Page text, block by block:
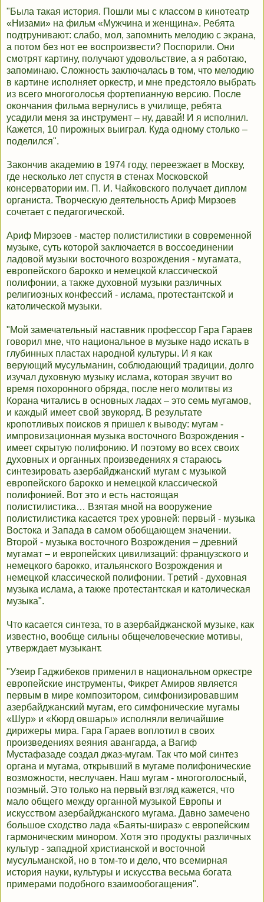
"Была такая история. Пошли мы с классом в кинотеатр
«Низами» на фильм «Мужчина и женщина». Ребята
подтрунивают: слабо, мол, запомнить мелодию с экрана,
а потом без нот ее воспроизвести? Поспорили. Они
смотрят картину, получают удовольствие, а я работаю,
запоминаю. Сложность заключалась в том, что мелодию
в картине исполняет оркестр, и мне предстояло выбрать
из всего многоголосья фортепианную версию. После
окончания фильма вернулись в училище, ребята
усадили меня за инструмент – ну, давай! И я исполнил.
Кажется, 10 пирожных выиграл. Куда одному столько –
поделился".
Закончив академию в 1974 году, переезжает в Москву,
где несколько лет спустя в стенах Московской
консерватории им. П. И. Чайковского получает диплом
органиста. Творческую деятельность Ариф Мирзоев
сочетает с педагогической.
Ариф Мирзоев - мастер полистилистики в современной
музыке, суть которой заключается в воссоединении
ладовой музыки восточного возрождения - мугамата,
европейского барокко и немецкой классической
полифонии, а также духовной музыки различных
религиозных конфессий - ислама, протестантской и
католической музыки.
"Мой замечательный наставник профессор Гаpа Гаpаев
говорил мне, что национальное в музыке надо искать в
глубинных пластах народной культуры. И я как
верующий мусульманин, соблюдающий традиции, долго
изучал духовную музыку ислама, которая звучит во
время похоронного обряда, после него молитвы из
Корана читались в основных ладах – это семь мугамов,
и каждый имеет свой звукоряд. В результате
кропотливых поисков я пришел к выводу: мугам -
импровизационная музыка восточного Возрождения -
имеет скрытую полифонию. И поэтому во всех своих
духовных и органных произведениях я стараюсь
синтезировать азербайджанский мугам с музыкой
европейского барокко и немецкой классической
полифонией. Вот это и есть настоящая
полистилистика… Взятая мной на вооружение
полистилистика касается трех уровней: первый - музыка
Востока и Запада в самом обобщающем значении.
Второй - музыка восточного Возрождения – древний
мугамат – и европейских цивилизаций: французского и
немецкого барокко, итальянского Возрождения и
немецкой классической полифонии. Тpетий - духовная
музыка ислама, а также протестантская и католическая
музыка".
Что касается синтеза, то в азербайджанской музыке, как
известно, вообще сильны общечеловеческие мотивы,
утверждает музыкант.
"Узеир Гаджибеков применил в национальном оркестре
европейские инструменты, Фикрет Амиров является
первым в мире композитором, симфонизировавшим
азербайджанский мугам, его симфонические мугамы
«Шур» и «Кюрд овшары» исполняли величайшие
дирижеры мира. Гара Гараев воплотил в своих
произведениях веяния авангарда, а Вагиф
Мустафазаде создал джаз-мугам. Так что мой синтез
органа и мугама, открывший в мугаме полифонические
возможности, неслучаен. Наш мугам - многоголосный,
поэмный. Это только на первый взгляд кажется, что
мало общего между органной музыкой Европы и
искусством азербайджанского мугама. Давно замечено
большое сходство лада «Баяты-шираз» с европейским
гармоническим минором. Хотя это продукты различных
культур - западной христианской и восточной
мусульманской, но в том-то и дело, что всемирная
история науки, культуры и искусства весьма богата
примерами подобного взаимообогащения".